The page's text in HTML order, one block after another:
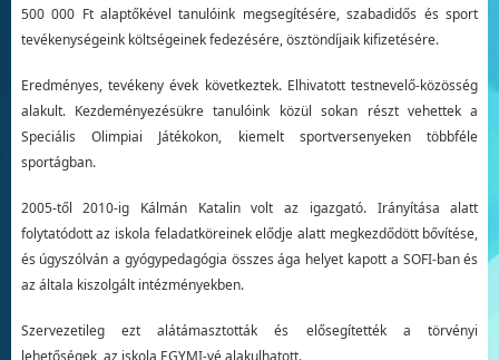
500 000 Ft alaptőkével tanulóink megsegítésére, szabadidős és sport
tevékenységeink költségeinek fedezésére, ösztöndíjaik kifizetésére.
Eredményes, tevékeny évek következtek. Elhivatott testnevelő-közösség
alakult. Kezdeményezésükre tanulóink közül sokan részt vehettek a
Speciális Olimpiai Játékokon, kiemelt sportversenyeken többféle
sportágban.
2005-től 2010-ig Kálmán Katalin volt az igazgató. Irányítása alatt
folytatódott az iskola feladatköreinek elődje alatt megkezdődött bővítése,
és úgyszólván a gyógypedagógia összes ága helyet kapott a SOFI-ban és
az általa kiszolgált intézményekben.
Szervezetileg ezt alátámasztották és elősegítették a törvényi